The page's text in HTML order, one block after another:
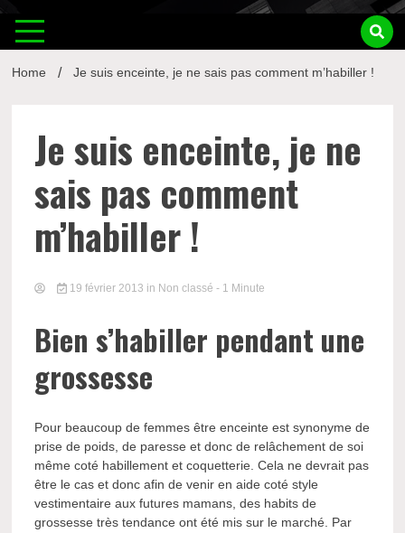
Home Je suis enceinte, je ne sais pas comment m’habiller !
Je suis enceinte, je ne
sais pas comment
m’habiller !
19 février 2013 in Non classé - 1 Minute
Bien s’habiller pendant une
grossesse
Pour beaucoup de femmes être enceinte est synonyme de
prise de poids, de paresse et donc de relâchement de soi
même coté habillement et coquetterie. Cela ne devrait pas
être le cas et donc afin de venir en aide coté style
vestimentaire aux futures mamans, des habits de
grossesse très tendance ont été mis sur le marché. Par